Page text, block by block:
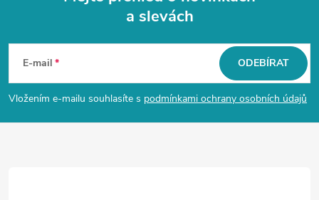
p
a
a slevách
E-mail
Vložením e-mailu souhlasíte s podmínkami ochrany osobních údajů
ODEBÍRAT